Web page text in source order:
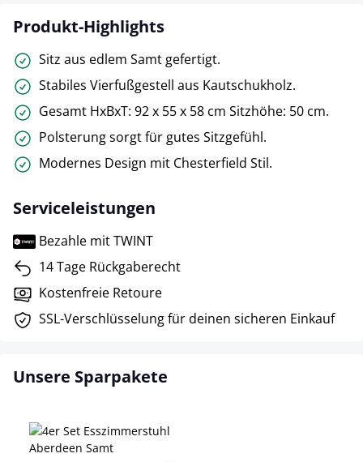
Produkt-Highlights
Sitz aus edlem Samt gefertigt.
Stabiles Vierfußgestell aus Kautschukholz.
Gesamt HxBxT: 92 x 55 x 58 cm Sitzhöhe: 50 cm.
Polsterung sorgt für gutes Sitzgefühl.
Modernes Design mit Chesterfield Stil.
Serviceleistungen
Bezahle mit TWINT
14 Tage Rückgaberecht
Kostenfreie Retoure
SSL-Verschlüsselung für deinen sicheren Einkauf
Unsere Sparpakete